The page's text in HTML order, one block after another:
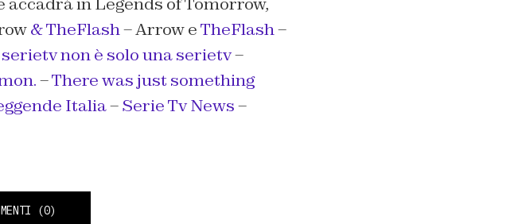
& TheFlash– Arrow eTheFlash–
non è solo una serietv–
–There was just something
Italia–Serie Tv News–
(0)